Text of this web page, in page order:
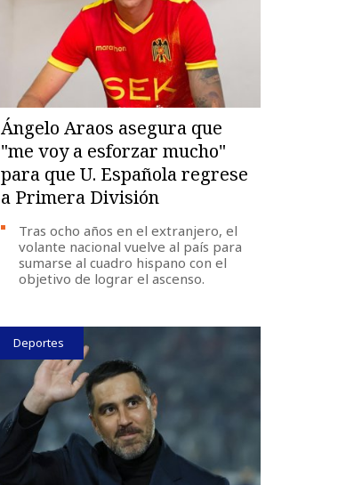
Ángelo Araos asegura que
"me voy a esforzar mucho"
para que U. Española regrese
a Primera División
Tras ocho años en el extranjero, el
volante nacional vuelve al país para
sumarse al cuadro hispano con el
objetivo de lograr el ascenso.
Deportes